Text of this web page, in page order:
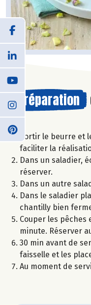
Préparation
Sortir le beurre
faciliter la
Dans un saladier,
réserver.
Dans un autre
Dans le saladier
chantilly bien
Couper les
minute. Réserver
30 min avant de
faisselle et les
Au moment de